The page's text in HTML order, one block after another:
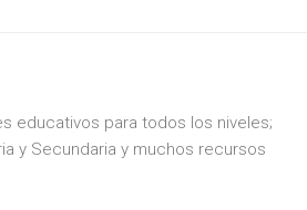
educativos para todos los niveles;
y Secundaria y muchos recursos